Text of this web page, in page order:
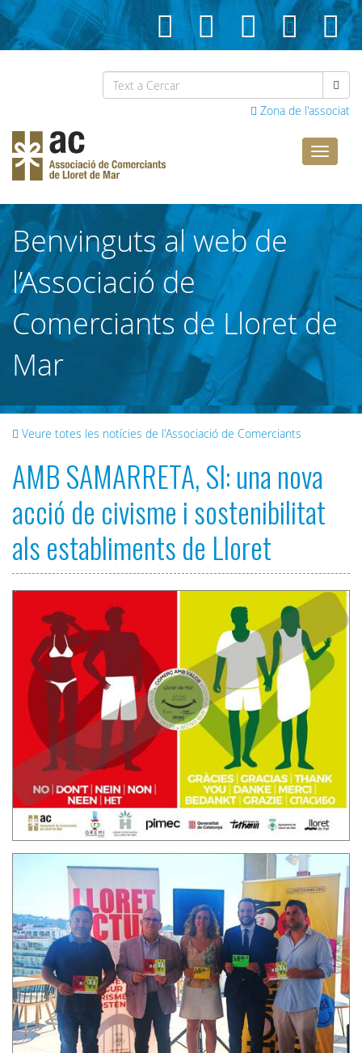
Zona de l'associat
Lloret
Benvinguts al web de
l’Associació de
Comerciants de Lloret de
Mar
Veure totes les notícies de l'Associació de Comerciants
AMB SAMARRETA, SI: una nova
acció de civisme i sostenibilitat
als establiments de Lloret